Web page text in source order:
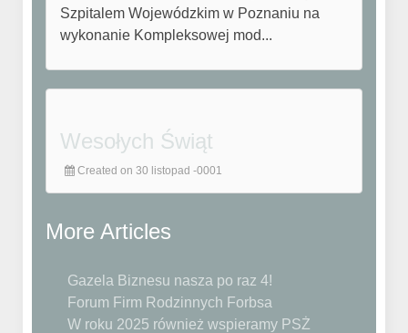
Szpitalem Wojewódzkim w Poznaniu na
wykonanie Kompleksowej mod...
Wesołych Świąt
Created on 30 listopad -0001
More Articles
Gazela Biznesu nasza po raz 4!
Forum Firm Rodzinnych Forbsa
W roku 2025 również wspieramy PSŻ